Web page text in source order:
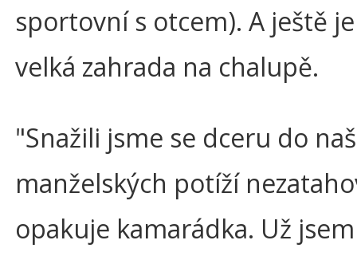
sportovní s otcem). A ještě
velká zahrada na chalupě.
"Snažili jsme se dceru do
manželských potíží
opakuje kamarádka. Už